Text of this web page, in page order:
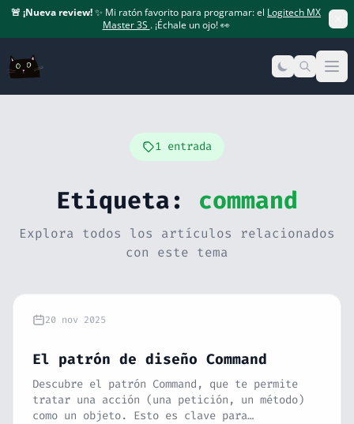
🚨 ¡Nueva review!✨ Mi ratón favorito para programar: el Logitech MX
Master 3S . ¡Échale un ojo! 👀
1 entrada
Etiqueta: command
Explora todos los artículos relacionados
con este tema
20 nov 2025
El patrón de diseño Command
Descubre el patrón Command, que te permite
tratar una acción (una petición, un método)
como un objeto. Esto es clave para